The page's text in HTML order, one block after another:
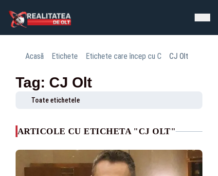
Acasă Etichete Etichete care încep cu C CJ Olt
Tag: CJ Olt
Toate etichetele
ARTICOLE CU ETICHETA "CJ OLT"